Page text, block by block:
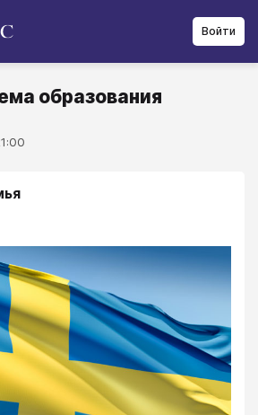
Войти
образования